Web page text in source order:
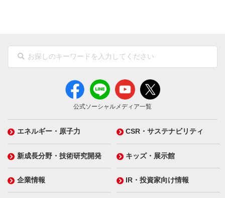
公式ソーシャルメディア一覧
エネルギー・原子力 CSR・サステナビリティ
新成長分野・技術研究開発 キッズ・展示館
企業情報 IR・投資家向け情報